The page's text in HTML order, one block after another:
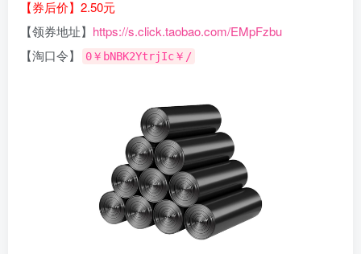
【券后价】2.50元
【领券地址】 https://s.click.taobao.com/EMpFzbu
【淘口令】
0￥bNBK2YtrjIc￥/